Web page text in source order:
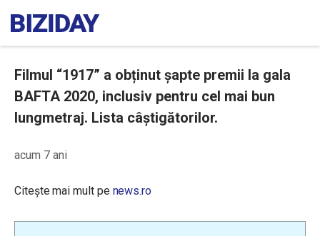
Filmul “1917” a obținut șapte premii la gala
BAFTA 2020, inclusiv pentru cel mai bun
lungmetraj. Lista câștigătorilor.
acum 7 ani
Citește mai mult pe news.ro